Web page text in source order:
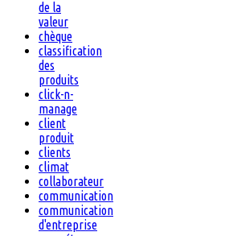
de la
valeur
chèque
classification
des
produits
click-n-
manage
client
produit
clients
climat
collaborateur
communication
communication
d'entreprise